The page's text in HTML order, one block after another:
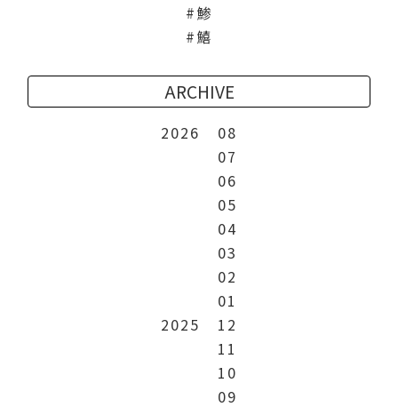
鯵
鱚
ARCHIVE
2026
08
07
06
05
04
03
02
01
2025
12
11
10
09